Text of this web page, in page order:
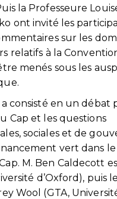
la Professeure
ont invité les
sur les
relatifs à la
menés sous les
consisté en un débat
Cap et les questions
sociales et de
vert dans le
M. Ben Caldecott
d’Oxford), puis le
Wool (GTA,